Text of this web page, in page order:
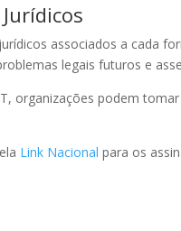
associados a cada
legais futuros e
organizações podem
Link Nacional para os